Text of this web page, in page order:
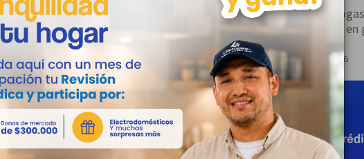
Llanogas anuncia restablecimiento
temporal del suministro en El Dorado
y El Castillo
Llanogas S.A. E.S.P. BIC informa a la comunidad
en general y sus usuarios en los municipios de...
23 Julio 2026
Llanogas
estafas con
selección
Desde
comunidad en
22 Julio 2026